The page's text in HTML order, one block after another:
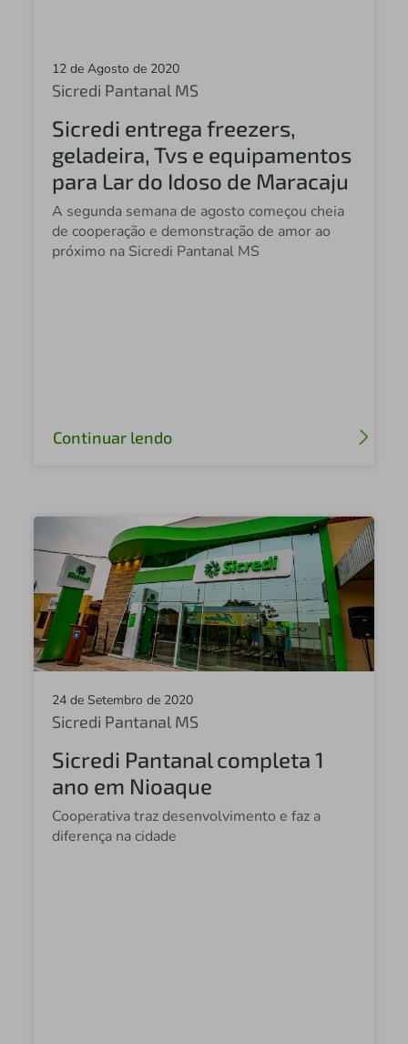
12 de Agosto de 2020
Sicredi Pantanal MS
Sicredi entrega freezers,
geladeira, Tvs e equipamentos
para Lar do Idoso de Maracaju
A segunda semana de agosto começou cheia
de cooperação e demonstração de amor ao
próximo na Sicredi Pantanal MS
Continuar lendo
24 de Setembro de 2020
Sicredi Pantanal MS
Sicredi Pantanal completa 1
ano em Nioaque
Cooperativa traz desenvolvimento e faz a
diferença na cidade